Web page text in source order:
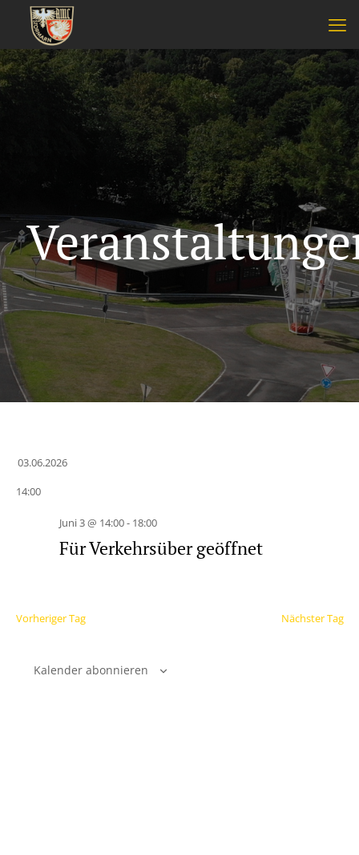
03.06.2026
wählen.
14:00
Juni 3 @ 14:00- 18:00
Für Verkehrsüber geöffnet
Vorheriger Tag Nächster Tag
Kalender abonnieren